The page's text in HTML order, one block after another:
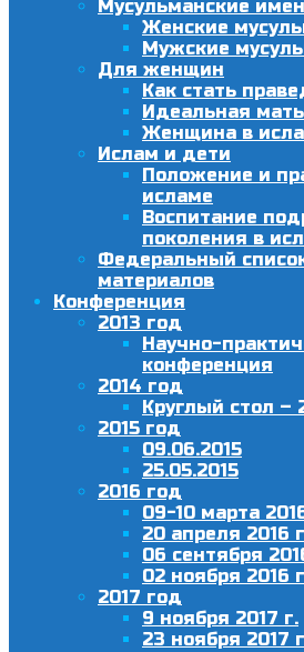
Мусульманские
Женские
Мужские
Для женщин
Как стать
Идеальная мать
Женщина в
Ислам и дети
Положение и
исламе
Воспитание
поколения в
Федеральный
материалов
Конференция
2013 год
Научно-
конференция
2014 год
Круглый стол –
2015 год
09.06.2015
25.05.2015
2016 год
09-10 марта
20 апреля 2016
06 сентября
02 ноября 2016
2017 год
9 ноября 2017 г.
23 ноября 2017